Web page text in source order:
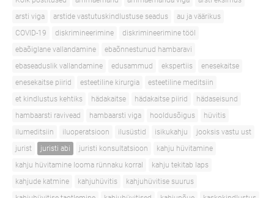
arsti viga
arstide vastutuskindlustuse seadus
au ja väärikus
COVID-19
diskrimineerimine
diskrimineerimine tööl
ebaõiglane vallandamine
ebaõnnestunud hambaravi
ebaseaduslik vallandamine
edusammud ekspertiis
enesekaitse
enesekaitse piirid
esteetiline kirurgia
esteetiline meditsiin
et kindlustus kehtiks
hädakaitse hädakaitse piirid
hädaseisund
hambaarsti ravivead
hambaarsti viga hooldusõigus
hüvitis
ilumeditsiin
iluoperatsioon ilusüstid isikukahju
jooksis vastu ust
jurist
juristi abi juristi konsultatsioon
kahju hüvitamine
kahju hüvitamine looma rünnaku korral
kahju tekitab laps
kahjude katmine
kahjuhüvitis
kahjuhüvitise suurus